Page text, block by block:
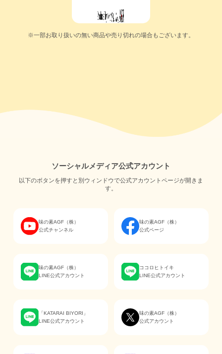
※一部お取り扱いの無い商品や売り切れの場合もございます。
ソーシャルメディア公式アカウント
以下のボタンを押すと別ウィンドウで公式アカウントページが開きま
す。
味の素AGF（株）
公式チャンネル
味の素AGF（株）
公式ページ
味の素AGF（株）
LINE公式アカウント
ココロヒトイキ
LINE公式アカウント
「KATARAI BIYORI」
LINE公式アカウント
味の素AGF（株）
公式アカウント